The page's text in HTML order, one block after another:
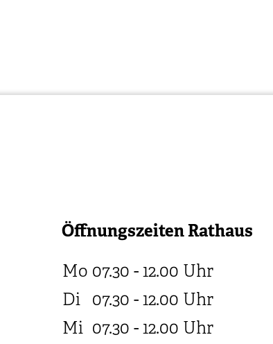
Öffnungszeiten Rathaus
Mo 07.30 - 12.00 Uhr
Di 07.30 - 12.00 Uhr
Mi 07.30 - 12.00 Uhr